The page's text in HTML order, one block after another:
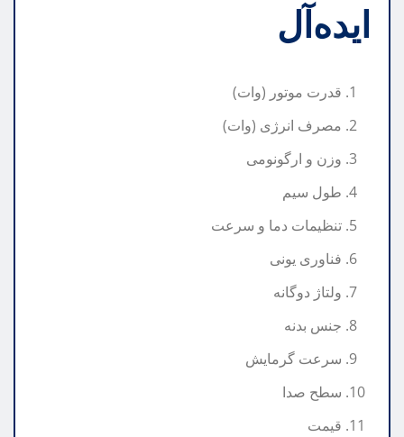
ایده‌آل
قدرت موتور (وات)
مصرف انرژی (وات)
وزن و ارگونومی
طول سیم
تنظیمات دما و سرعت
فناوری یونی
ولتاژ دوگانه
جنس بدنه
سرعت گرمایش
سطح صدا
قیمت